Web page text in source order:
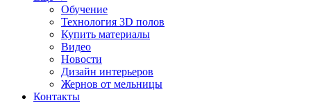
Обучение
Технология 3D полов
Купить материалы
Видео
Новости
Дизайн интерьеров
Жернов от мельницы
Контакты